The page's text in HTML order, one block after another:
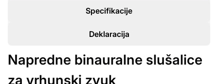
Specifikacije
Deklaracija
Napredne binauralne slušalice
za vrhunski zvuk